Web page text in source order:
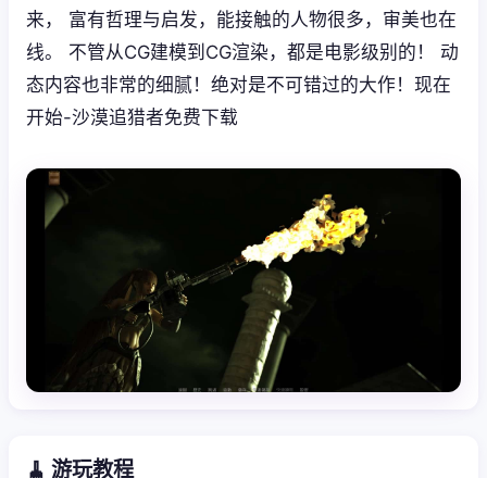
来， 富有哲理与启发，能接触的人物很多，审美也在
线。 不管从CG建模到CG渲染，都是电影级别的！ 动
态内容也非常的细腻！绝对是不可错过的大作！现在
开始-沙漠追猎者免费下载
🧹 游玩教程